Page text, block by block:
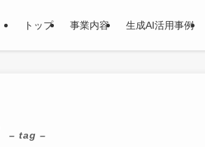
トップ 事業内容 生成AI活用事例
– tag –